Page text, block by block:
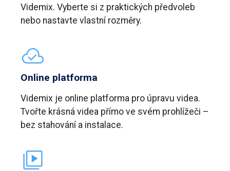
Videmix. Vyberte si z praktických předvoleb
nebo nastavte vlastní rozměry.
Online platforma
Videmix je online platforma pro úpravu videa.
Tvořte krásná videa přímo ve svém prohlížeči –
bez stahování a instalace.